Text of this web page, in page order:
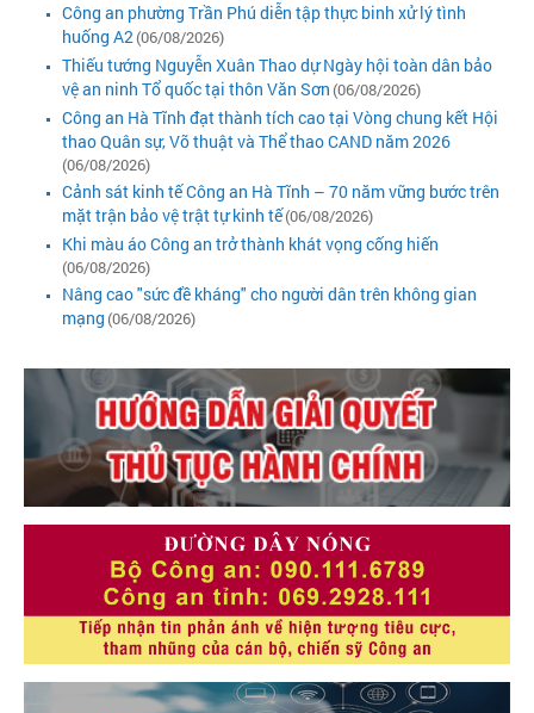
Công an phường Trần Phú diễn tập thực binh xử lý tình
huống A2(06/08/2026)
Thiếu tướng Nguyễn Xuân Thao dự Ngày hội toàn dân bảo
vệ an ninh Tổ quốc tại thôn Văn Sơn (06/08/2026)
Công an Hà Tĩnh đạt thành tích cao tại Vòng chung kết Hội
thao Quân sự, Võ thuật và Thể thao CAND năm 2026
(06/08/2026)
Cảnh sát kinh tế Công an Hà Tĩnh – 70 năm vững bước trên
mặt trận bảo vệ trật tự kinh tế(06/08/2026)
Khi màu áo Công an trở thành khát vọng cống hiến
(06/08/2026)
Nâng cao "sức đề kháng" cho người dân trên không gian
mạng (06/08/2026)